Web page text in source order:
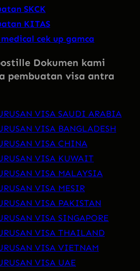
SKCK
KITAS
cek up gamca
Dokumen kami
pembuatan visa antra
VISA SAUDI ARABIA
VISA BANGLADESH
VISA CHINA
VISA KUWAIT
VISA MALAYSIA
VISA MESIR
VISA PAKISTAN
VISA SINGAPORE
VISA THAILAND
VISA VIETNAM
VISA UAE